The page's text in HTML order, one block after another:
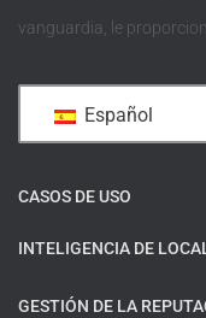
vanguardia, le
Español
CASOS DE USO
INTELIGENCIA DE
GESTIÓN DE LA